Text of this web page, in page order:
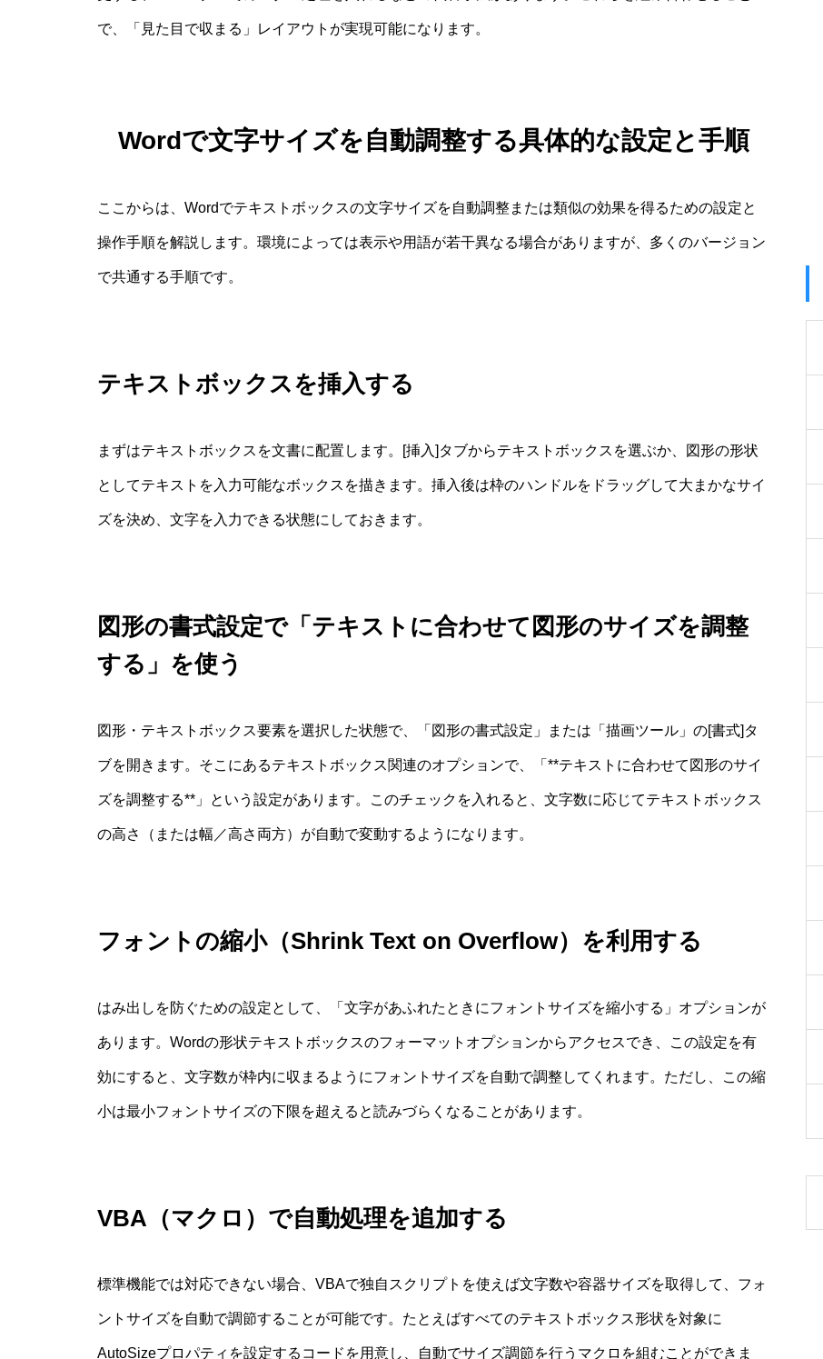
で、「見た目で収まる」レイアウトが実現可能になります。
Wordで文字サイズを自動調整する具体的な設定と手順
ここからは、Wordでテキストボックスの文字サイズを自動調整または類似の効果を得るための設定と
操作手順を解説します。環境によっては表示や用語が若干異なる場合がありますが、多くのバージョン
で共通する手順です。
テキストボックスを挿入する
まずはテキストボックスを文書に配置します。[挿入]タブからテキストボックスを選ぶか、図形の形状
としてテキストを入力可能なボックスを描きます。挿入後は枠のハンドルをドラッグして大まかなサイ
ズを決め、文字を入力できる状態にしておきます。
図形の書式設定で「テキストに合わせて図形のサイズを調整
する」を使う
図形・テキストボックス要素を選択した状態で、「図形の書式設定」または「描画ツール」の[書式]タ
ブを開きます。そこにあるテキストボックス関連のオプションで、「**テキストに合わせて図形のサイ
ズを調整する**」という設定があります。このチェックを入れると、文字数に応じてテキストボックス
の高さ（または幅／高さ両方）が自動で変動するようになります。
フォントの縮小（Shrink Text on Overflow）を利用する
はみ出しを防ぐための設定として、「文字があふれたときにフォントサイズを縮小する」オプションが
あります。Wordの形状テキストボックスのフォーマットオプションからアクセスでき、この設定を有
効にすると、文字数が枠内に収まるようにフォントサイズを自動で調整してくれます。ただし、この縮
小は最小フォントサイズの下限を超えると読みづらくなることがあります。
VBA（マクロ）で自動処理を追加する
標準機能では対応できない場合、VBAで独自スクリプトを使えば文字数や容器サイズを取得して、フォ
ントサイズを自動で調節することが可能です。たとえばすべてのテキストボックス形状を対象に
AutoSizeプロパティを設定するコードを用意し、自動でサイズ調節を行うマクロを組むことができま